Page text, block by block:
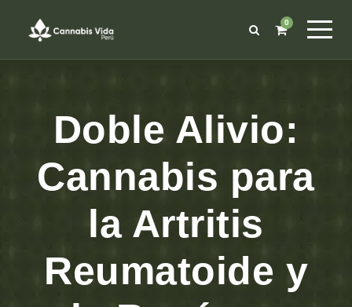
0
Doble Alivio:
Cannabis para
la Artritis
Reumatoide y